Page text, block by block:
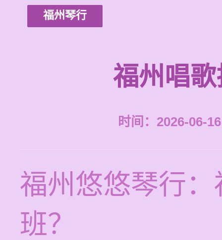
福州琴行
福州唱
时间：2026-06-
福州悠悠琴行
班？